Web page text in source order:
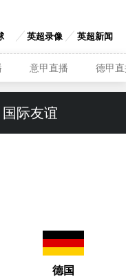
英超录像 英超新闻
意甲直播 德甲
国际友谊
德国